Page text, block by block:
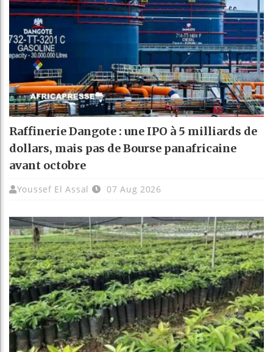
Raffinerie Dangote : une IPO à 5 milliards de
dollars, mais pas de Bourse panafricaine
avant octobre
Youssef El Assal 07 Aug 2026